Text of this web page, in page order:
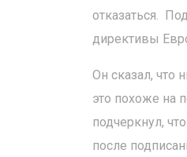
отказаться.
директивы
Он сказал, что
это похоже на
подчеркнул,
после